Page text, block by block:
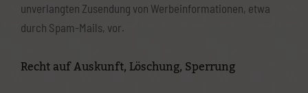
unverlangten Zusendung von Werbeinformationen, etwa
durch Spam-Mails, vor.
Recht auf Auskunft, Löschung, Sperrung